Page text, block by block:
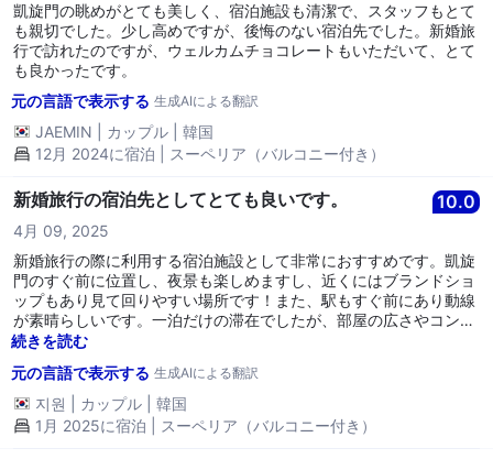
凱旋門の眺めがとても美しく、宿泊施設も清潔で、スタッフもとて
も親切でした。少し高めですが、後悔のない宿泊先でした。新婚旅
行で訪れたのですが、ウェルカムチョコレートもいただいて、とて
も良かったです。
元の言語で表示する 生成AIによる翻訳
JAEMIN カップル
韓国
12月 2024に宿泊 | スーペリア（バルコニー付き）
新婚旅行の宿泊先としてとても良いです。 10.0
4月 09, 2025
新婚旅行の際に利用する宿泊施設として非常におすすめです。凱旋
門のすぐ前に位置し、夜景も楽しめますし、近くにはブランドショ
ップもあり見て回りやすい場所です！また、駅もすぐ前にあり動線
が素晴らしいです。一泊だけの滞在でしたが、部屋の広さやコンデ
ィション、アメニティなどの施設も非常に良かったです。 チェック
だいたおかげで、とても気持ちよく旅行を終えることができまし
た。少なくとも一泊はぜひ滞在してみることをおすすめします！
続きを読む
元の言語で表示する 生成AIによる翻訳
지원 カップル
韓国
1月 2025に宿泊 | スーペリア（バルコニー付き）